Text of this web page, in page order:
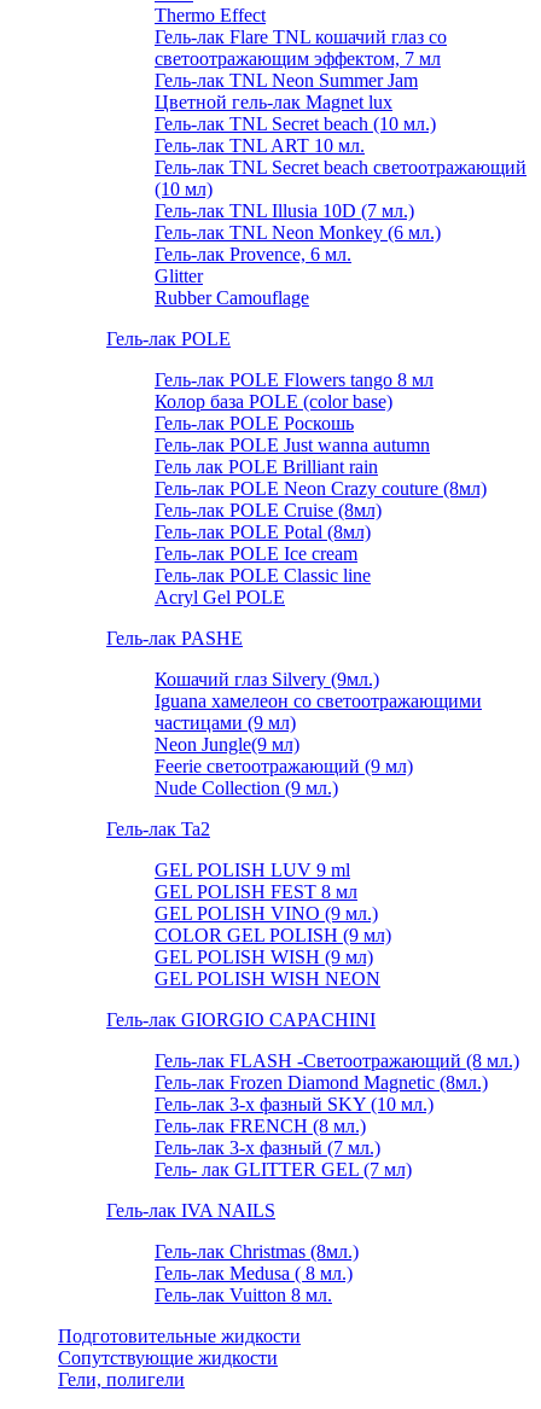
Thermo Effect
Гель-лак Flare TNL кошачий глаз со
светоотражающим эффектом, 7 мл
Гель-лак TNL Neon Summer Jam
Цветной гель-лак Magnet lux
Гель-лак TNL Secret beach (10 мл.)
Гель-лак TNL ART 10 мл.
Гель-лак TNL Secret beach светоотражающий
(10 мл)
Гель-лак TNL Illusia 10D (7 мл.)
Гель-лак TNL Neon Monkey (6 мл.)
Гель-лак Provence, 6 мл.
Glitter
Rubber Camouflage
Гель-лак POLE
Гель-лак POLE Flowers tango 8 мл
Колор база POLE (color base)
Гель-лак POLE Роскошь
Гель-лак POLE Just wanna autumn
Гель лак POLE Brilliant rain
Гель-лак POLE Neon Crazy couture (8мл)
Гель-лак POLE Cruise (8мл)
Гель-лак POLE Potal (8мл)
Гель-лак POLE Ice cream
Гель-лак POLE Classic line
Acryl Gel POLE
Гель-лак PASHE
Кошачий глаз Silvery (9мл.)
Iguana хамелеон со светоотражающими
частицами (9 мл)
Neon Jungle(9 мл)
Feerie светоотражающий (9 мл)
Nude Collection (9 мл.)
Гель-лак Ta2
GEL POLISH LUV 9 ml
GEL POLISH FEST 8 мл
GEL POLISH VINO (9 мл.)
COLOR GEL POLISH (9 мл)
GEL POLISH WISH (9 мл)
GEL POLISH WISH NEON
Гель-лак GIORGIO CAPACHINI
Гель-лак FLASH -Cветоотражающий (8 мл.)
Гель-лак Frozen Diamond Magnetic (8мл.)
Гель-лак 3-х фазный SKY (10 мл.)
Гель-лак FRENCH (8 мл.)
Гель-лак 3-х фазный (7 мл.)
Гель- лак GLITTER GEL (7 мл)
Гель-лак IVA NAILS
Гель-лак Christmas (8мл.)
Гель-лак Medusa ( 8 мл.)
Гель-лак Vuitton 8 мл.
Подготовительные жидкости
Сопутствующие жидкости
Гели, полигели